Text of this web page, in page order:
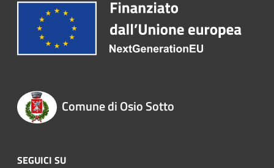
Comune di Osio Sotto
SEGUICI SU